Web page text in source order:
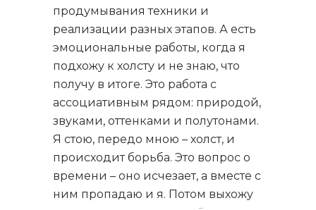
продумывания техники и
реализации разных этапов. А есть
эмоциональные работы, когда я
подхожу к холсту и не знаю, что
получу в итоге. Это работа с
ассоциативным рядом: природой,
звуками, оттенками и полутонами.
Я стою, передо мною – холст, и
происходит борьба. Это вопрос о
времени – оно исчезает, а вместе с
ним пропадаю и я. Потом выхожу